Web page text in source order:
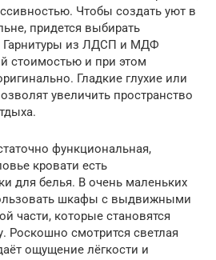
Чтобы создать уют в
придется выбирать
Гарнитуры из ЛДСП и МДФ
стоимостью и при этом
Гладкие глухие или
увеличить пространство
функциональная,
кровати есть
для белья. В очень маленьких
шкафы с выдвижными
части, которые становятся
Роскошно смотрится светлая
ощущение лёгкости и